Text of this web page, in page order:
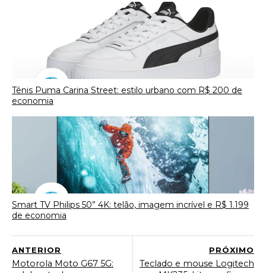
Tênis Puma Carina Street: estilo urbano com R$ 200 de
economia
Smart TV Philips 50” 4K: telão, imagem incrível e R$ 1.199
de economia
PRÓXIMO
Teclado e mouse Logitech
ANTERIOR
Motorola Moto G67 5G: